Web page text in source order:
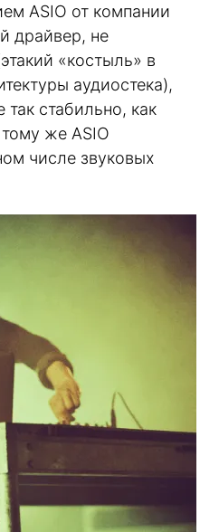
ASIO от компании
драйвер, не
«костыль» в
аудиостека),
так стабильно, как
же ASIO
числе звуковых